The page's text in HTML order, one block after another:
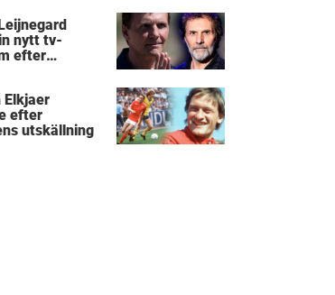
nytt tv-
efter
Elkjaer
efter
utskällning